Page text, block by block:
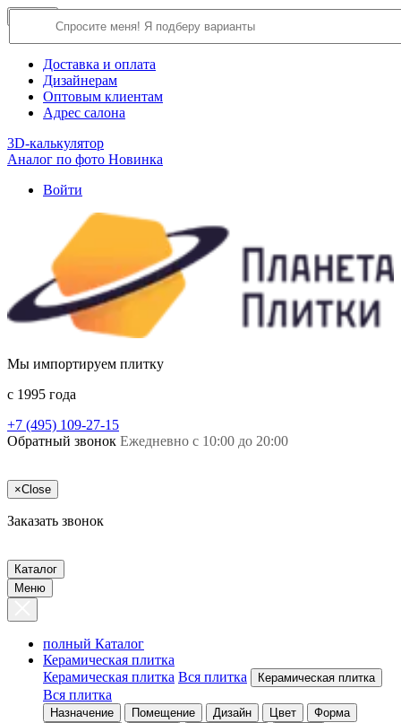
О компании
Доставка и оплата
Дизайнерам
Оптовым клиентам
Адрес салона
3D-калькулятор
Аналог по фото Новинка
Войти
Мы импортируем плитку
c 1995 года
+7 (495) 109-27-15
Обратный звонок Ежедневно с 10:00 до 20:00
×Close
Заказать звонок
Каталог
Меню
полный Каталог
Керамическая плитка
Керамическая плитка Вся плитка Керамическая плитка
Вся плитка
Назначение Помещение Дизайн Цвет
Форма